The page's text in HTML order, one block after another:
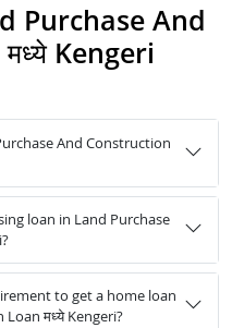
Purchase And
Kengeri
And Construction
loan in Land Purchase
to get a home loan
मध्ये Kengeri?